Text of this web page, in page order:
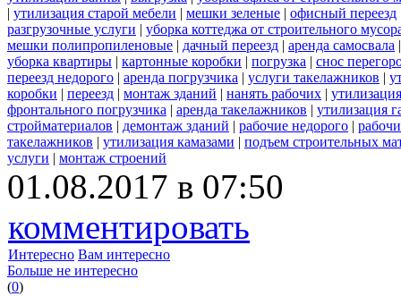
| утилизация старой мебели | мешки зеленые | офисный переезд
разгрузочные услуги | уборка коттеджа от строительного
мешки полипропиленовые | дачный переезд | аренда самосвала
уборка квартиры | картонные коробки | погрузка | снос
переезд недорого | аренда погрузчика | услуги такелажников |
коробки | переезд | монтаж зданий | нанять рабочих |
фронтального погрузчика | аренда такелажников | утилизация
стройматериалов | демонтаж зданий | рабочие недорого |
такелажников | утилизация камазами | подъем строительных
услуги | монтаж строений
01.08.2017 в 07:50
комментировать
Интересно Вам интересно
Больше не интересно
(0)